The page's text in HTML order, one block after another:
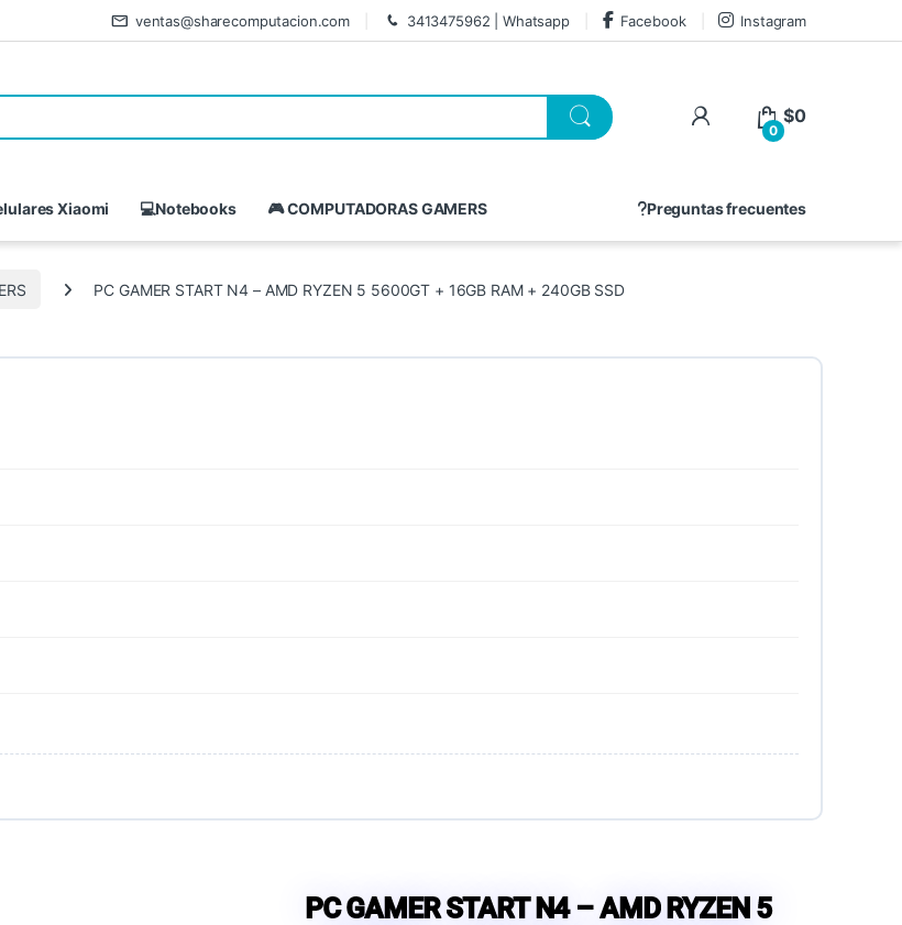
ventas@sharecomputacion.com 3413475962 | Whatsapp Facebook Instagram
0
$0
Preguntas frecuentes
Xiaomi 💻Notebooks 🎮 COMPUTADORAS GAMERS
PC GAMER START N4 – AMD RYZEN 5 5600GT + 16GB RAM + 240GB SSD
PC GAMER START N4 – AMD RYZEN 5